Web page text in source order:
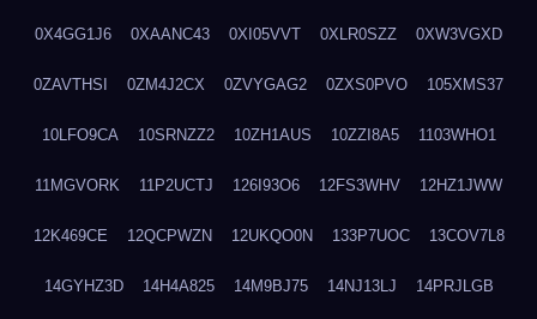
0X4GG1J6 0XAANC43 0XI05VVT 0XLR0SZZ 0XW3VGXD
0ZAVTHSI 0ZM4J2CX 0ZVYGAG2 0ZXS0PVO 105XMS37
10LFO9CA 10SRNZZ2 10ZH1AUS 10ZZI8A5 1103WHO1
11MGVORK 11P2UCTJ 126I93O6 12FS3WHV 12HZ1JWW
12K469CE 12QCPWZN 12UKQO0N 133P7UOC 13COV7L8
14GYHZ3D 14H4A825 14M9BJ75 14NJ13LJ 14PRJLGB